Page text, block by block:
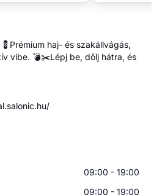
haj- és szakállvágás,
vibe. 💣✂️Lépj be, dőlj hátra, és
09:00 - 19:00
09:00 - 19:00